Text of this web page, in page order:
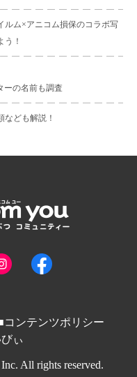
ルム×アニコム損保のコラボ写
う！
ーの名前も調査
なども解説！
コンテンツポリシー
ぃ
All rights reserved.